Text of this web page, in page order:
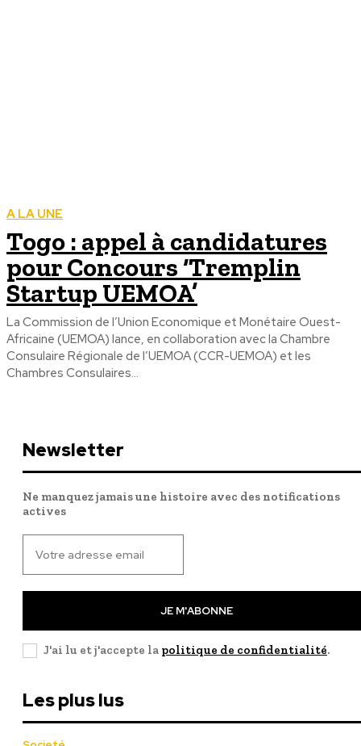
A LA UNE
Togo : appel à candidatures
pour Concours ‘Tremplin
Startup UEMOA’
La Commission de l’Union Economique et Monétaire Ouest-
Africaine (UEMOA) lance, en collaboration avec la Chambre
Consulaire Régionale de l’UEMOA (CCR-UEMOA) et les
Chambres Consulaires...
Newsletter
Ne manquez jamais une histoire avec des notifications
actives
JE M'ABONNE
J'ai lu et j'accepte la politique de confidentialité.
Les plus lus